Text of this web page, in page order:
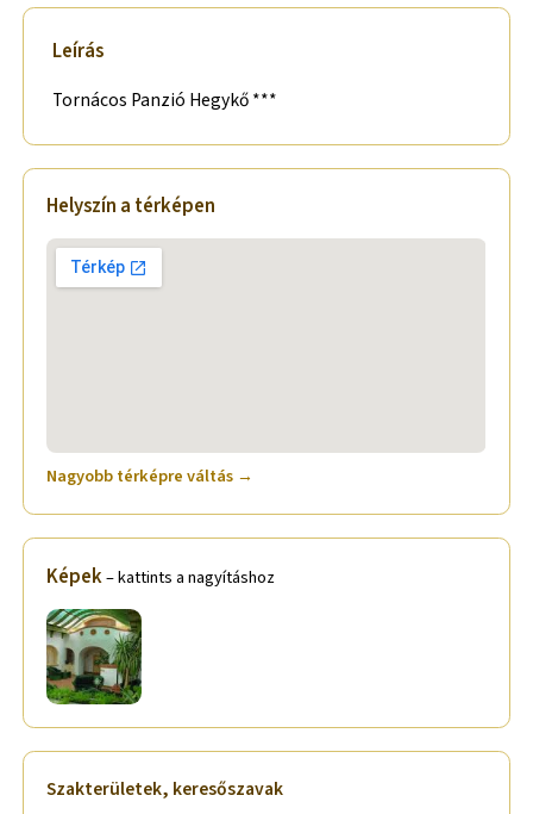
Leírás
Tornácos Panzió Hegykő ***
Helyszín a térképen
Nagyobb térképre váltás →
Képek– kattints a nagyításhoz
Szakterületek, keresőszavak